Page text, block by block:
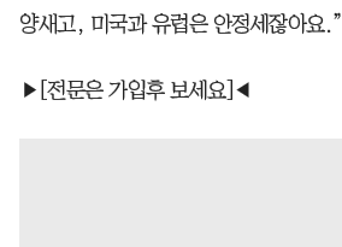
양새고, 미국과 유럽은 안정세잖아요.”
▶[전문은 가입후 보세요]◀